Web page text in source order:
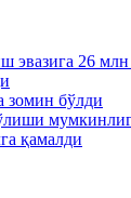
эвазига 26
зомин бўлди
қамалди